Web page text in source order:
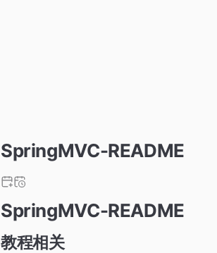
SpringMVC-README
SpringMVC-README
教程相关